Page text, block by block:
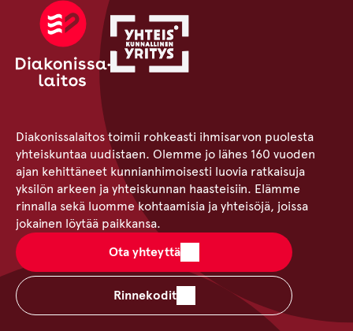
Diakonissalaitos toimii rohkeasti ihmisarvon puolesta
yhteiskuntaa uudistaen. Olemme jo lähes 160 vuoden
ajan kehittäneet kunnianhimoisesti luovia ratkaisuja
yksilön arkeen ja yhteiskunnan haasteisiin. Elämme
rinnalla sekä luomme kohtaamisia ja yhteisöjä, joissa
jokainen löytää paikkansa.
Ota yhteyttä
Rinnekodit